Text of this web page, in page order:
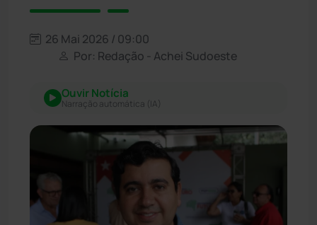
26 Mai 2026 / 09:00
Por: Redação - Achei Sudoeste
Ouvir Notícia
Narração automática (IA)